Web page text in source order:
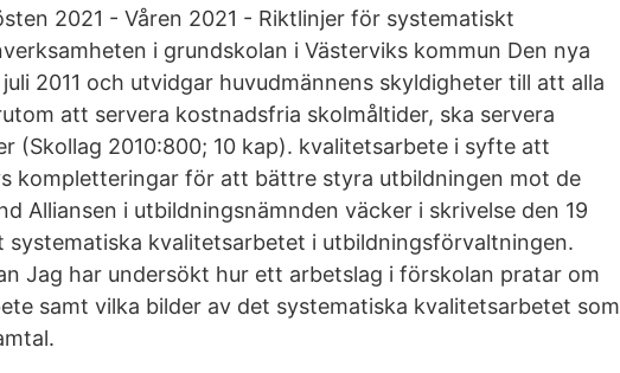
2021 - Våren 2021 - Riktlinjer för systematiskt
i grundskolan i Västerviks kommun Den nya
2011 och utvidgar huvudmännens skyldigheter till att alla
att servera kostnadsfria skolmåltider, ska servera
(Skollag 2010:800; 10 kap). kvalitetsarbete i syfte att
kompletteringar för att bättre styra utbildningen mot de
Alliansen i utbildningsnämnden väcker i skrivelse den 19
systematiska kvalitetsarbetet i utbildningsförvaltningen.
Jag har undersökt hur ett arbetslag i förskolan pratar om
samt vilka bilder av det systematiska kvalitetsarbetet som